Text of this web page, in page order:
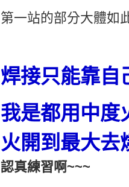
第一站的部分大體如
焊接只能靠自
我是都用中度
火開到最大去
認真練習啊~~~